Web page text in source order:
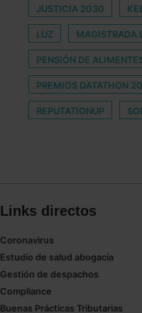
JUSTICIA 2030
LUZ MAGISTRADA
PENSIÓN DE
PREMIOS DATATHON
REPUTATIONUP
Links directos
Coronavirus
Estudio de salud abogacía
Gestión de despachos
Compliance
Buenas Prácticas Tributarias